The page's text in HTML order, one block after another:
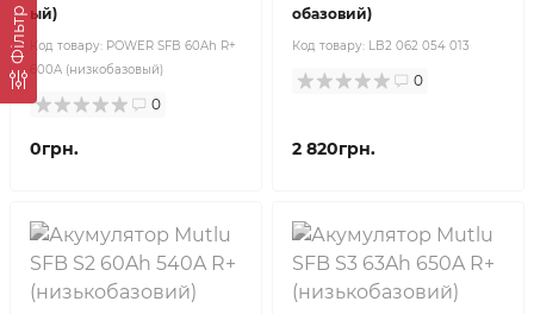
Фільтр ый)
Код товару: POWER SFB 60Ah R+
600A (низкобазовый)
0
0грн.
обазовий)
Код товару: LB2 062 054 013
0
2 820грн.